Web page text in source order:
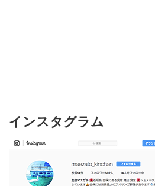
インスタグラム